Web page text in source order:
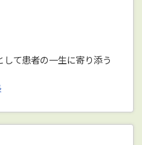
して患者の一生に寄り添う